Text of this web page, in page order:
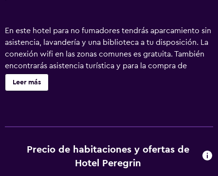
En este hotel para no fumadores tendrás aparcamiento sin
asistencia, lavandería y una biblioteca a tu disposición. La
conexión wifi en las zonas comunes es gratuita. También
encontrarás asistencia turística y para la compra de
entradas, un jardín y una caja fuerte en la recepción. Hotel
Peregrin ofrece 10 alojamientos con secador de pelo y
Se pueden practicar las actividades de ocio y
esparcimiento que se indican más abajo en las
Leer más
Precio de habitaciones y ofertas de
Hotel Peregrin